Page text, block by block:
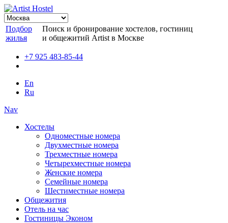
Подбор
жилья
Поиск и бронирование хостелов, гостиниц
и общежитий Artist в Москве
+7 925 483-85-44
En
Ru
Nav
Хостелы
Одноместные номера
Двухместные номера
Трехместные номера
Четырехместные номера
Женские номера
Семейные номера
Шестиместные номера
Общежития
Отель на час
Гостиницы Эконом